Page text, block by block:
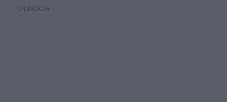
03.08.2026